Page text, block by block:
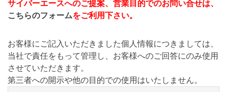
サイバーエースへのご提案、営業目的でのお問い合せは、
こちらのフォームをご利用下さい。
お客様にご記入いただきました個人情報につきましては、
当社で責任をもって管理し、お客様へのご回答にのみ使用
させていただきます。
第三者への開示や他の目的での使用はいたしません。